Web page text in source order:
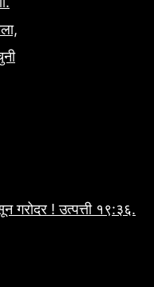
गरोदर ! उत्पत्ती १९:३६.